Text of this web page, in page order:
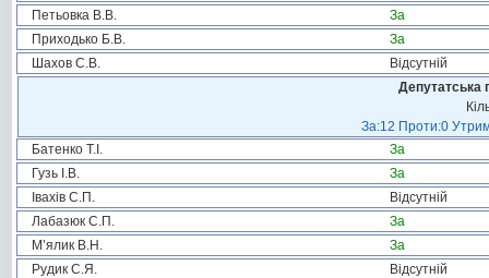
Петьовка В.В.
За
Приходько Б.В.
За
Шахов С.В.
Відсутній
Депутатська
За:12 Проти:0
Батенко Т.І.
За
Гузь І.В.
За
Івахів С.П.
Відсутній
Лабазюк С.П.
За
М’ялик В.Н.
За
Рудик С.Я.
Відсутній